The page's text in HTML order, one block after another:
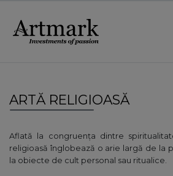
ARTĂ RELIGIOASĂ
Aflată la congruența dintre
religioasă înglobează o arie largă de la
la obiecte de cult personal sau ritualice.